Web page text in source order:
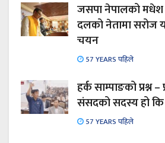
जसपा नेपालको मधेश
दलको नेतामा सरोज
चयन
57 YEARS पहिले
हर्क साम्पाङको प्रश्न
संसदको सदस्य हो कि
57 YEARS पहिले